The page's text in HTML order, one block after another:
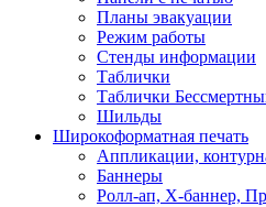
Планы эвакуации
Режим работы
Стенды информации
Таблички
Таблички
Шильды
Широкоформатная печать
Аппликации,
Баннеры
Ролл-ап, X-баннер,